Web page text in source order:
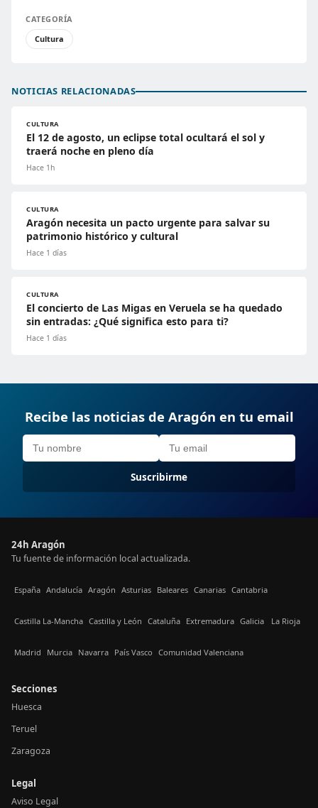
CATEGORÍA
Cultura
NOTICIAS RELACIONADAS
CULTURA
El 12 de agosto, un eclipse total ocultará el sol y
traerá noche en pleno día
Hace 1h
CULTURA
Aragón necesita un pacto urgente para salvar su
patrimonio histórico y cultural
Hace 1 días
CULTURA
El concierto de Las Migas en Veruela se ha quedado
sin entradas: ¿Qué significa esto para ti?
Hace 1 días
Recibe las noticias de Aragón en tu email
Suscribirme
24h Aragón
Tu fuente de información local actualizada.
España Andalucía Aragón Asturias Baleares Canarias Cantabria
Castilla La-Mancha Castilla y León Cataluña Extremadura Galicia La Rioja
Madrid Murcia Navarra País Vasco Comunidad Valenciana
Secciones
Huesca
Teruel
Zaragoza
Legal
Aviso Legal